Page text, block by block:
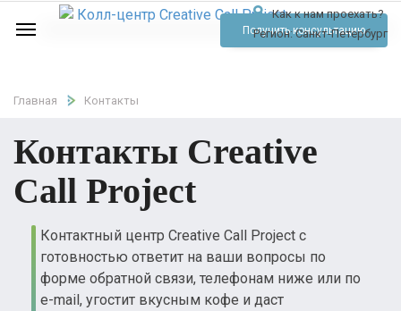
Как к нам проехать?
Регион:Санкт-Петербург
Отзывы
Контакты
Позвонить
Получить консультацию
Главная Контакты
Контакты Creative
Call Project
Контактный центр Creative Call Project с
готовностью ответит на ваши вопросы по
форме обратной связи, телефонам ниже или по
e-mail, угостит вкусным кофе и даст